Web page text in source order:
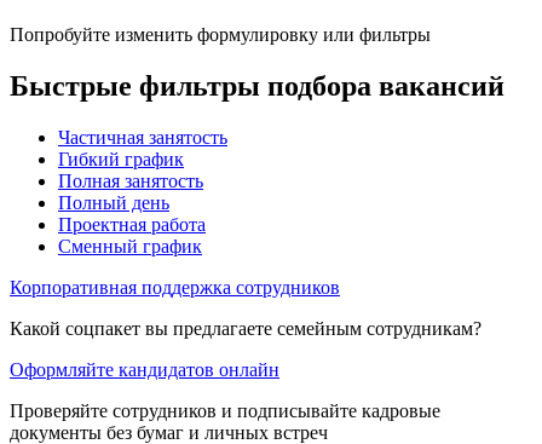
Попробуйте изменить формулировку или фильтры
Быстрые фильтры подбора вакансий
Частичная занятость
Гибкий график
Полная занятость
Полный день
Проектная работа
Сменный график
Корпоративная поддержка сотрудников
Какой соцпакет вы предлагаете семейным сотрудникам?
Оформляйте кандидатов онлайн
Проверяйте сотрудников и подписывайте кадровые
документы без бумаг и личных встреч